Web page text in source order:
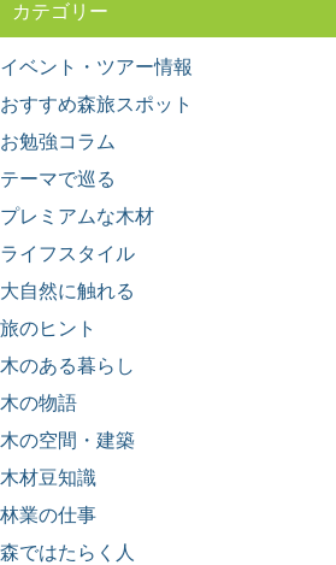
カテゴリー
イベント・ツアー情報
おすすめ森旅スポット
お勉強コラム
テーマで巡る
プレミアムな木材
ライフスタイル
大自然に触れる
旅のヒント
木のある暮らし
木の物語
木の空間・建築
木材豆知識
林業の仕事
森ではたらく人